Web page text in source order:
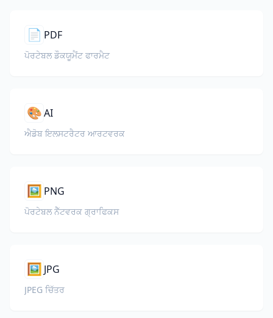
📄 PDF
ਪੋਰਟੇਬਲ ਡੌਕਯੂਮੈਂਟ ਫਾਰਮੈਟ
🎨AI
ਐਡੋਬ ਇਲਸਟਰੈਟਰ ਆਰਟਵਰਕ
🖼️ PNG
ਪੋਰਟੇਬਲ ਨੈੱਟਵਰਕ ਗ੍ਰਾਫਿਕਸ
🖼️ JPG
JPEG ਚਿੱਤਰ